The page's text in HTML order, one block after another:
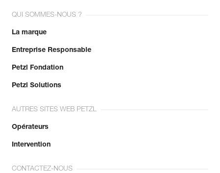
QUI SOMMES-NOUS ?
La marque
Entreprise Responsable
Petzl Fondation
Petzl Solutions
AUTRES SITES WEB PETZL
Opérateurs
Intervention
CONTACTEZ-NOUS